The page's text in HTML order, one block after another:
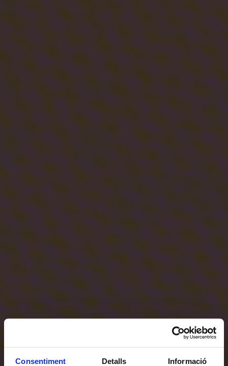
Consentiment Detalls Informació